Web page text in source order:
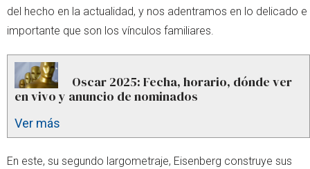
del hecho en la actualidad, y nos adentramos en lo delicado e
importante que son los vínculos familiares.
Oscar 2025: Fecha, horario, dónde ver
en vivo y anuncio de nominados
Ver más
En este, su segundo largometraje, Eisenberg construye sus